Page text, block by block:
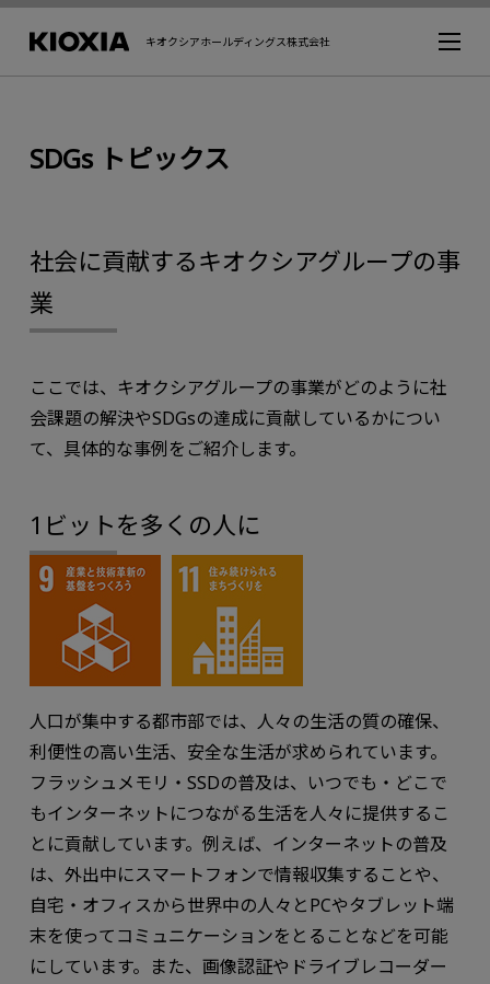
キオクシアホールディングス株式会社
SDGs トピックス
社会に貢献するキオクシアグループの事
業
ここでは、キオクシアグループの事業がどのように社
会課題の解決やSDGsの達成に貢献しているかについ
て、具体的な事例をご紹介します。
1ビットを多くの人に
人口が集中する都市部では、人々の生活の質の確保、
利便性の高い生活、安全な生活が求められています。
フラッシュメモリ・SSDの普及は、いつでも・どこで
もインターネットにつながる生活を人々に提供するこ
とに貢献しています。例えば、インターネットの普及
は、外出中にスマートフォンで情報収集することや、
自宅・オフィスから世界中の人々とPCやタブレット端
末を使ってコミュニケーションをとることなどを可能
にしています。また、画像認証やドライブレコーダー